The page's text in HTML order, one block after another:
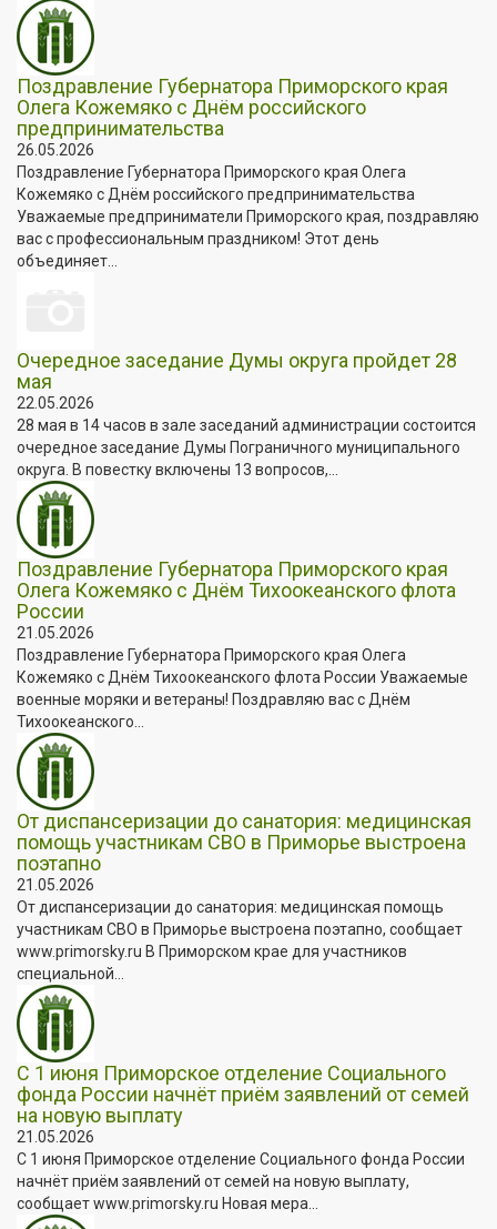
Поздравление Губернатора Приморского края
Олега Кожемяко с Днём российского
предпринимательства
26.05.2026
Поздравление Губернатора Приморского края Олега
Кожемяко с Днём российского предпринимательства
Уважаемые предприниматели Приморского края, поздравляю
вас с профессиональным праздником! Этот день
объединяет...
Очередное заседание Думы округа пройдет 28
мая
22.05.2026
28 мая в 14 часов в зале заседаний администрации состоится
очередное заседание Думы Пограничного муниципального
округа. В повестку включены 13 вопросов,...
Поздравление Губернатора Приморского края
Олега Кожемяко с Днём Тихоокеанского флота
России
21.05.2026
Поздравление Губернатора Приморского края Олега
Кожемяко с Днём Тихоокеанского флота России Уважаемые
военные моряки и ветераны! Поздравляю вас с Днём
Тихоокеанского...
От диспансеризации до санатория: медицинская
помощь участникам СВО в Приморье выстроена
поэтапно
21.05.2026
От диспансеризации до санатория: медицинская помощь
участникам СВО в Приморье выстроена поэтапно, сообщает
www.primorsky.ru В Приморском крае для участников
специальной...
С 1 июня Приморское отделение Социального
фонда России начнёт приём заявлений от семей
на новую выплату
21.05.2026
С 1 июня Приморское отделение Социального фонда России
начнёт приём заявлений от семей на новую выплату,
сообщает www.primorsky.ru Новая мера...